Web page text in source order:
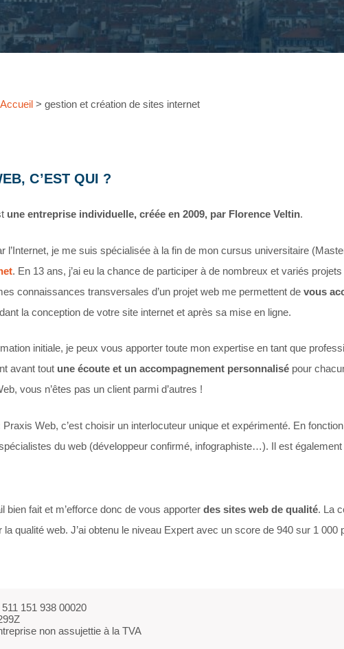
Accueil > gestion et création de sites internet
C’EST QUI ?
une entreprise individuelle, créée en 2009, par Florence Veltin.
l’Internet, je me suis spécialisée à la fin de mon cursus universitaire
. En 13 ans, j’ai eu la chance de participer à de nombreux et variés
connaissances transversales d’un projet web me permettent de vous
la conception de votre site internet et après sa mise en ligne.
initiale, je peux vous apporter toute mon expertise en tant que
avant tout une écoute et un accompagnement personnalisé pour
vous n’êtes pas un client parmi d’autres !
Web, c’est choisir un interlocuteur unique et expérimenté. En
du web (développeur confirmé, infographiste…). Il est
bien fait et m’efforce donc de vous apporter des sites web de qualité. La
la qualité web. J’ai obtenu le niveau Expert avec un score de 940 sur 1 000
non assujettie à la TVA